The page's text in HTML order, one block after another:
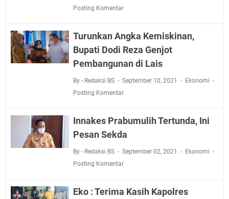
Posting Komentar
Turunkan Angka Kemiskinan,
Bupati Dodi Reza Genjot
Pembangunan di Lais
By - Redaksi BS September 10, 2021
Ekonomi
Posting Komentar
Innakes Prabumulih Tertunda, Ini
Pesan Sekda
By - Redaksi BS September 02, 2021
Ekonomi
Posting Komentar
Eko : Terima Kasih Kapolres